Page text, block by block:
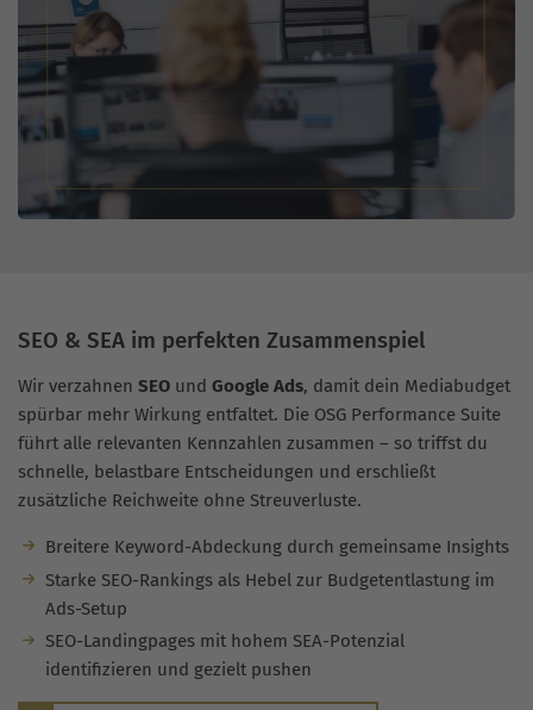
SEO & SEA im perfekten Zusammenspiel
Wir verzahnen SEO und Google Ads, damit dein Mediabudget
spürbar mehr Wirkung entfaltet. Die OSG Performance Suite
führt alle relevanten Kennzahlen zusammen – so triffst du
schnelle, belastbare Entscheidungen und erschließt
zusätzliche Reichweite ohne Streuverluste.
Breitere Keyword-Abdeckung durch gemeinsame Insights
Starke SEO-Rankings als Hebel zur Budgetentlastung im
Ads-Setup
SEO-Landingpages mit hohem SEA-Potenzial
identifizieren und gezielt pushen